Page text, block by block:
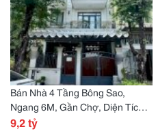
Bán Nhà 4 Tầng Bông Sao,
Ngang 6M, Gần Chợ, Diện Tích
130M2, Xây Dựng 4 Tầng, Mới Ở
9,2 tỷ